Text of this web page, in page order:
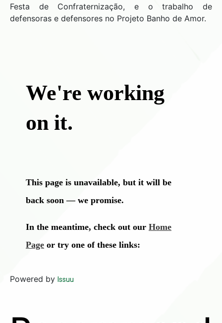
Festa de Confraternização, e o trabalho de
defensoras e defensores no Projeto Banho de Amor.
Powered by Issuu